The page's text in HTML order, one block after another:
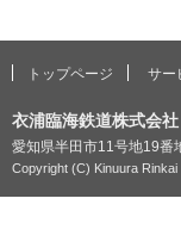
トップページ サー
衣浦臨海鉄道株式会社
愛知県半田市11号地19番
Copyright (C) Kinuura Rinkai